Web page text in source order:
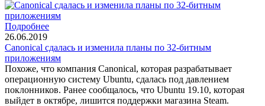
Подробнее
26.06.2019
Canonical сдалась и изменила планы по 32-битным
приложениям
Похоже, что компания Canonical, которая разрабатывает
операционную систему Ubuntu, сдалась под давлением
поклонников. Ранее сообщалось, что Ubuntu 19.10, которая
выйдет в октябре, лишится поддержки магазина Steam.